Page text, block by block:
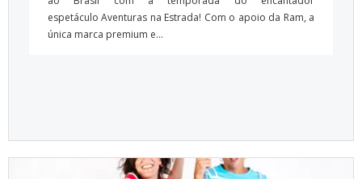
espetáculo Aventuras na Estrada! Com o apoio da Ram, a
única marca premium e...